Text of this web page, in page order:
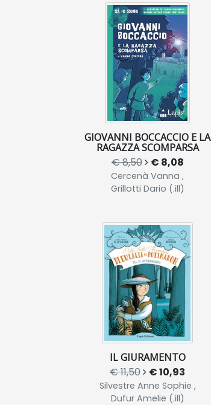
GIOVANNI BOCCACCIO E LA
RAGAZZA SCOMPARSA
€ 8,50 € 8,08
Cercenà Vanna ,
Grillotti Dario (.ill)
IL GIURAMENTO
€ 11,50 € 10,93
Silvestre Anne Sophie ,
Dufur Amelie (.ill)